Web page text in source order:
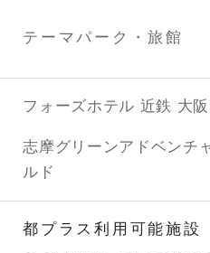
テーマパーク・旅館
フォーズホテル 近鉄 大
志摩グリーンアドベンチ
ルド
都プラス利用可能施設